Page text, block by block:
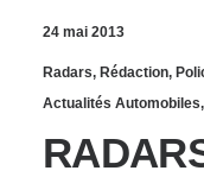
24 mai 2013
Radars, Rédaction,
Actualités Automobiles,